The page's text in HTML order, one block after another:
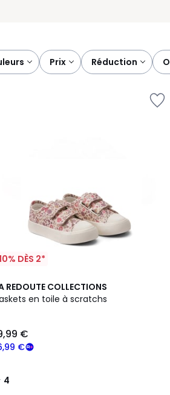
prix réduction
DÈS 2*
REDOUTE COLLECTIONS
en toile à scratchs
€
€
4